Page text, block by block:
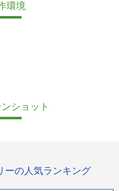
環境
ショット
ーの人気ランキング